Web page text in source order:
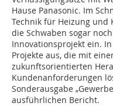
Hause Panasonic. Im
Technik für Heizung und
die Schwaben sogar
Innovationsprojekt ein.
Projekte aus, die mit
zukunftsorientierten
Kundenanforderungen
Sonderausgabe
ausführlichen Bericht.